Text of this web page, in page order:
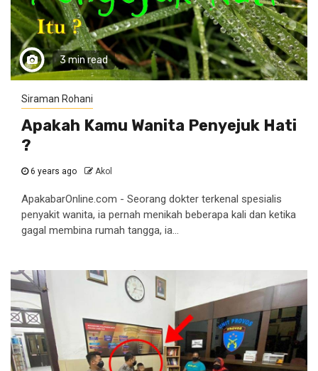
3 min read
Siraman Rohani
Apakah Kamu Wanita Penyejuk Hati
?
6 years ago Akol
ApakabarOnline.com - Seorang dokter terkenal spesialis
penyakit wanita, ia pernah menikah beberapa kali dan ketika
gagal membina rumah tangga, ia...